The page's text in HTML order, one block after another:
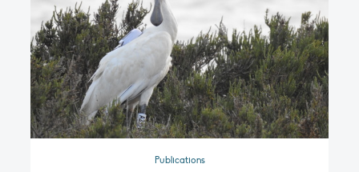
Publications